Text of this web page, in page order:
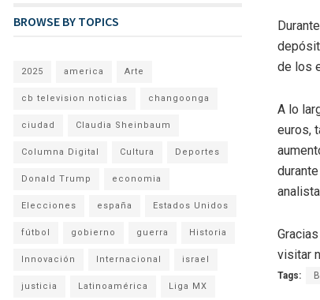
de los
A lo
euros,
visitar
Tags:
BROWSE BY TOPICS
2025 america Arte
cb television noticias changoonga
ciudad Claudia Sheinbaum
Columna Digital Cultura Deportes
Donald Trump economia
Elecciones españa Estados Unidos
fútbol gobierno guerra Historia
Innovación Internacional israel
justicia Latinoamérica Liga MX